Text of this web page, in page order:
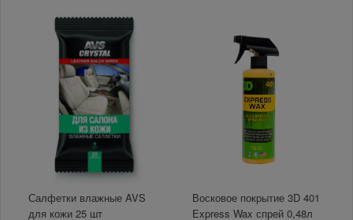
Салфетки влажные AVS
для кожи 25 шт
Восковое покрытие 3D 401
Express Wax спрей 0,48л